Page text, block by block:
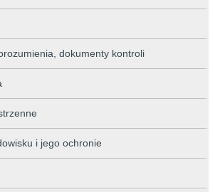
dokumenty kontroli
i jego ochronie